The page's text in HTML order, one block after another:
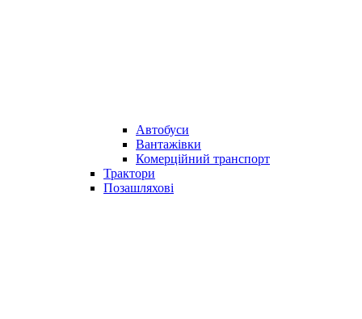
Автобуси
Вантажівки
Комерційний транспорт
Трактори
Позашляхові